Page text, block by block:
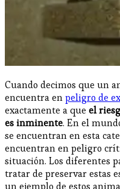
Cuando decimos que un
encuentra enpeligro de
exactamente a que el
es inminente. En el
se encuentran en esta
encuentran en peligro
situación. Los diferentes
tratar de preservar estas
un ejemplo de estos